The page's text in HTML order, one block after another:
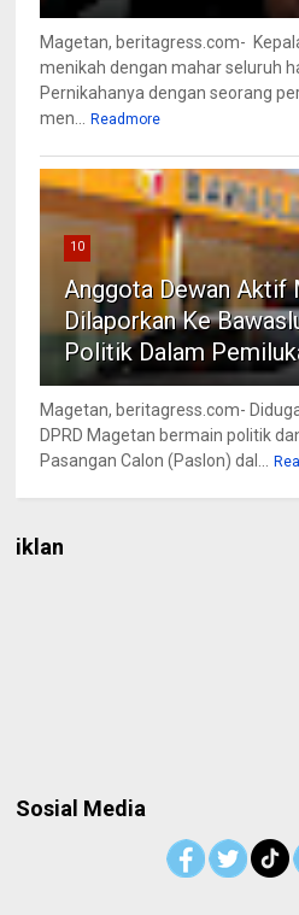
Magetan, beritagress.com-
menikah dengan mahar seluruh
Pernikahanya dengan seorang
men...
Readmore
10
Anggota Dewan Aktif
Dilaporkan Ke
Politik Dalam
Magetan, beritagress.com-
DPRD Magetan bermain politik
Pasangan Calon (Paslon) dal...
iklan
Sosial Media